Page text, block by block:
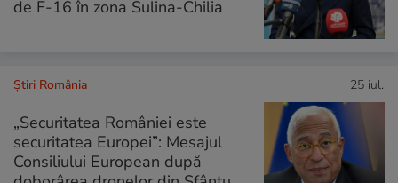
de F-16 în zona Sulina-Chilia
Știri România 25 iul.
„Securitatea României este
securitatea Europei”: Mesajul
Consiliului European după